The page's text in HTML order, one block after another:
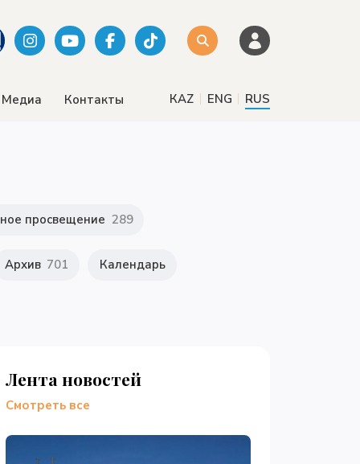
Медиа Контакты КАZ | ENG | RUS
просвещение 289
Архив 701 Календарь
Лента новостей
Смотреть все